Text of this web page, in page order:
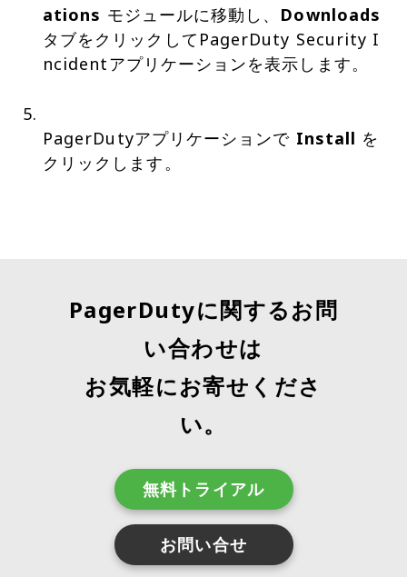
ations モジュールに移動し、 Downloads
タブをクリックしてPagerDuty Security I
ncidentアプリケーションを表示します。
PagerDutyアプリケーションで Install を
クリックします。
PagerDutyに関するお問
い合わせは
お気軽にお寄せくださ
い。
無料トライアル
お問い合せ